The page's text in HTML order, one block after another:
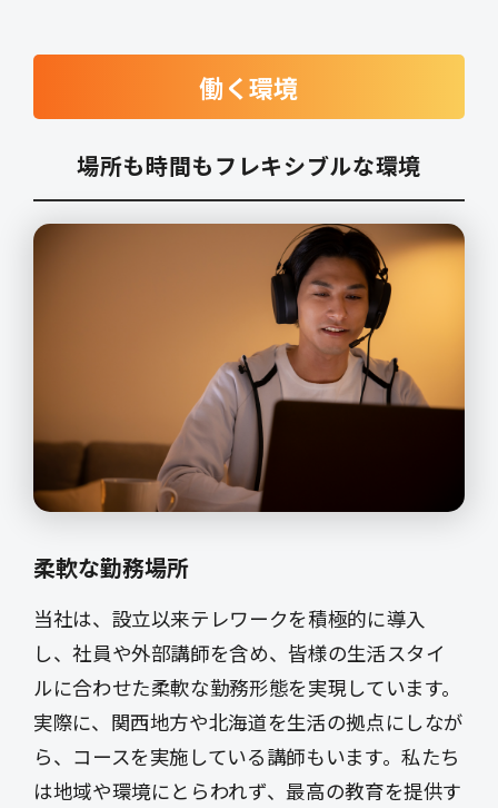
働く環境
場所も時間もフレキシブルな環境
柔軟な勤務場所
当社は、設立以来テレワークを積極的に導入
し、社員や外部講師を含め、皆様の生活スタイ
ルに合わせた柔軟な勤務形態を実現しています。
実際に、関西地方や北海道を生活の拠点にしなが
ら、コースを実施している講師もいます。私たち
は地域や環境にとらわれず、最高の教育を提供す